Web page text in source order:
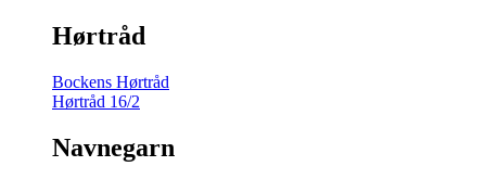
Hørtråd
Bockens Hørtråd
Hørtråd 16/2
Navnegarn